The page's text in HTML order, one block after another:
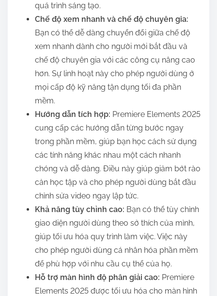
quá trình sáng tạo.
Chế độ xem nhanh và chế độ chuyên gia:
Bạn có thể dễ dàng chuyển đổi giữa chế độ
xem nhanh dành cho người mới bắt đầu và
chế độ chuyên gia với các công cụ nâng cao
hơn. Sự linh hoạt này cho phép người dùng ở
mọi cấp độ kỹ năng tận dụng tối đa phần
mềm.
Hướng dẫn tích hợp: Premiere Elements 2025
cung cấp các hướng dẫn từng bước ngay
trong phần mềm, giúp bạn học cách sử dụng
các tính năng khác nhau một cách nhanh
chóng và dễ dàng. Điều này giúp giảm bớt rào
cản học tập và cho phép người dùng bắt đầu
chỉnh sửa video ngay lập tức.
Khả năng tùy chỉnh cao: Bạn có thể tùy chỉnh
giao diện người dùng theo sở thích của mình,
giúp tối ưu hóa quy trình làm việc. Việc này
cho phép người dùng cá nhân hóa phần mềm
để phù hợp với nhu cầu cụ thể của họ.
Hỗ trợ màn hình độ phân giải cao: Premiere
Elements 2025 được tối ưu hóa cho màn hình